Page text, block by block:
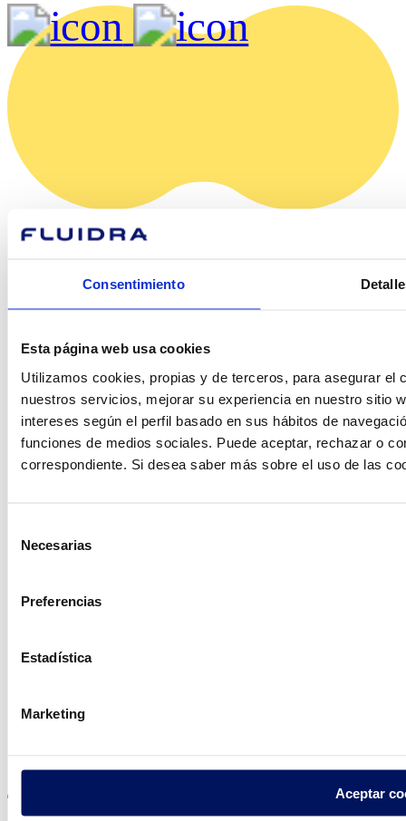
Consentimiento
Esta página web usa cookies
Utilizamos cookies, propias y de terceros, para asegurar el
nuestros servicios, mejorar su experiencia en nuestro sitio
intereses según el perfil basado en sus hábitos de
funciones de medios sociales. Puede aceptar, rechazar o
correspondiente. Si desea saber más sobre el uso de las
Necesarias
Preferencias
Estadística
Marketing
Aceptar
¿En qué
podemos
ayudarte?
en su país